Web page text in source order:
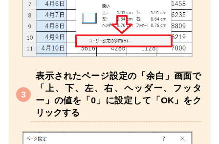
表示されたページ設定の「余白」画面で
「上、下、左、右、ヘッダー、フッタ
ー」の値を「0」に設定して「OK」をク
リックする